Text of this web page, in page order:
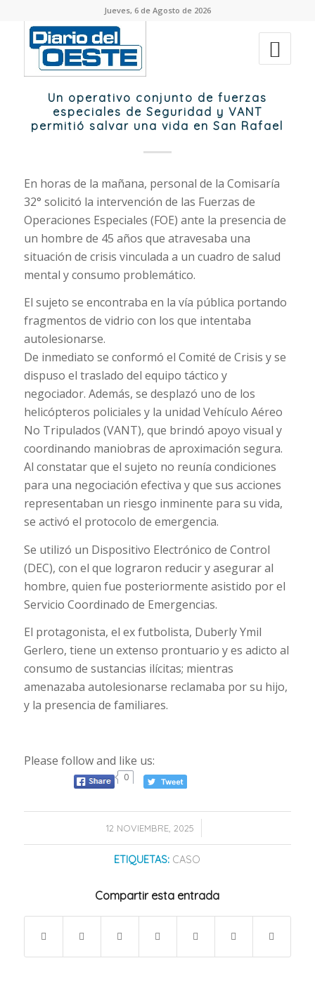
Jueves, 6 de Agosto de 2026
Un operativo conjunto de fuerzas
especiales de Seguridad y VANT
permitió salvar una vida en San Rafael
En horas de la mañana, personal de la Comisaría
32° solicitó la intervención de las Fuerzas de
Operaciones Especiales (FOE) ante la presencia de
un hombre de 45 años que atravesaba una
situación de crisis vinculada a un cuadro de salud
mental y consumo problemático.
El sujeto se encontraba en la vía pública portando
fragmentos de vidrio con los que intentaba
autolesionarse.
De inmediato se conformó el Comité de Crisis y se
dispuso el traslado del equipo táctico y
negociador. Además, se desplazó uno de los
helicópteros policiales y la unidad Vehículo Aéreo
No Tripulados (VANT), que brindó apoyo visual y
coordinando maniobras de aproximación segura.
Al constatar que el sujeto no reunía condiciones
para una negociación efectiva y que sus acciones
representaban un riesgo inminente para su vida,
se activó el protocolo de emergencia.
Se utilizó un Dispositivo Electrónico de Control
(DEC), con el que lograron reducir y asegurar al
hombre, quien fue posteriormente asistido por el
Servicio Coordinado de Emergencias.
El protagonista, el ex futbolista, Duberly Ymil
Gerlero, tiene un extenso prontuario y es adicto al
consumo de sustancias ilícitas; mientras
amenazaba autolesionarse reclamaba por su hijo,
y la presencia de familiares.
Please follow and like us:
0
12 NOVIEMBRE, 2025
/
ETIQUETAS: CASO
Compartir esta entrada